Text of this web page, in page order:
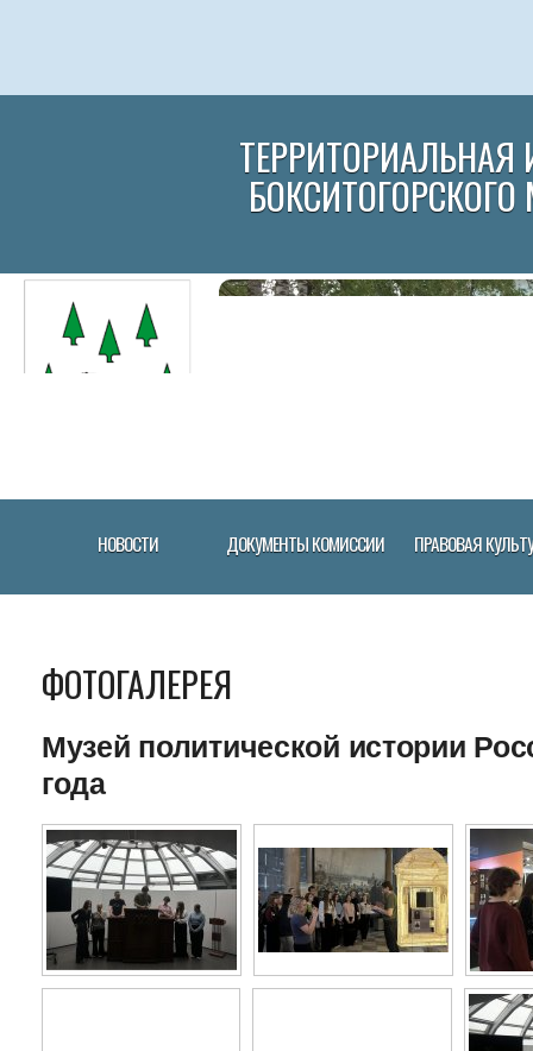
НОВОСТИ ДОКУМЕНТЫ КОМИССИИ ПРАВОВАЯ
ФОТОГАЛЕРЕЯ
Музей политической истории
года